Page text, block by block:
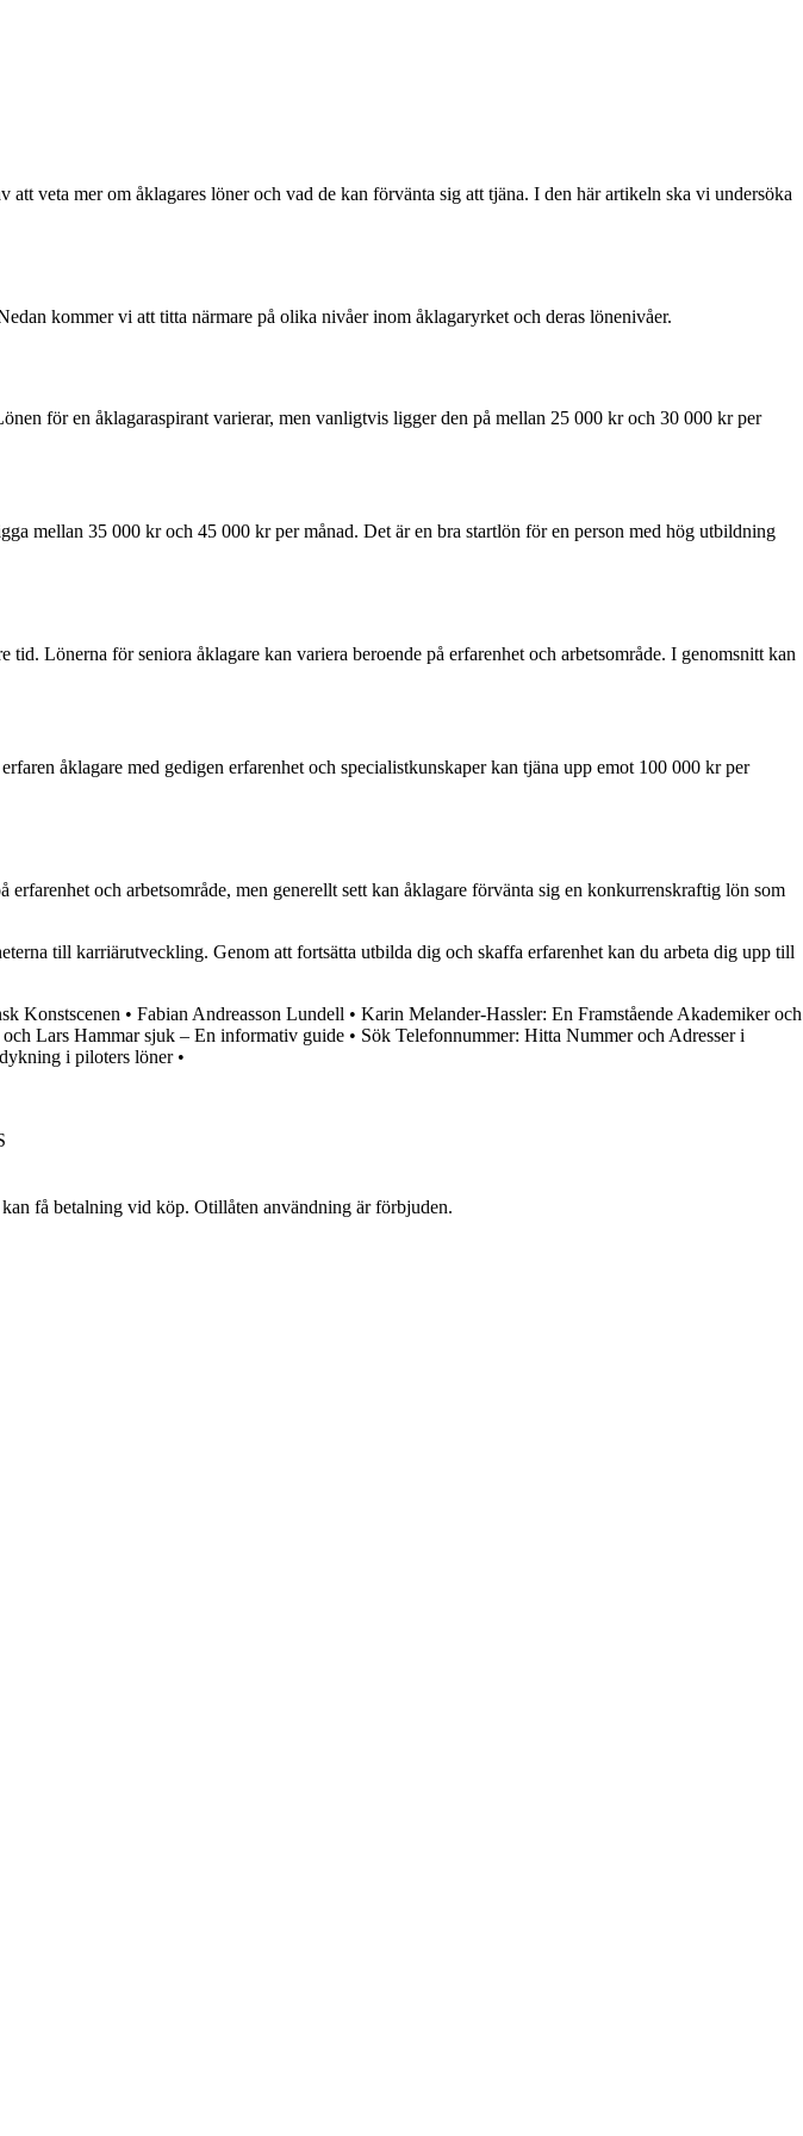
veta mer om åklagares löner och vad de kan förvänta sig att tjäna. I den här artikeln ska vi undersöka
kommer vi att titta närmare på olika nivåer inom åklagaryrket och deras lönenivåer.
för en åklagaraspirant varierar, men vanligtvis ligger den på mellan 25 000 kr och 30 000 kr per
mellan 35 000 kr och 45 000 kr per månad. Det är en bra startlön för en person med hög utbildning
Lönerna för seniora åklagare kan variera beroende på erfarenhet och arbetsområde. I genomsnitt kan
åklagare med gedigen erfarenhet och specialistkunskaper kan tjäna upp emot 100 000 kr per
och arbetsområde, men generellt sett kan åklagare förvänta sig en konkurrenskraftig lön som
till karriärutveckling. Genom att fortsätta utbilda dig och skaffa erfarenhet kan du arbeta dig upp till
Konstscenen • Fabian Andreasson Lundell • Karin Melander-Hassler: En Framstående Akademiker och
Lars Hammar sjuk – En informativ guide • Sök Telefonnummer: Hitta Nummer och Adresser i
i piloters löner•
få betalning vid köp. Otillåten användning är förbjuden.